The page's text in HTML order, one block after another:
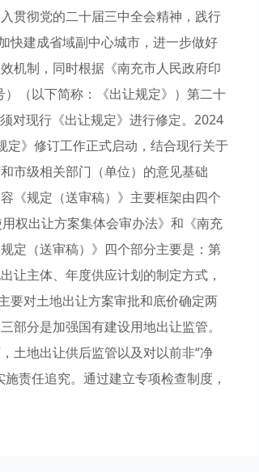
贯彻党的二十届三中全会精神，践行
快建成省域副中心城市，进一步做好
机制，同时根据《南充市人民政府印
（以下简称：《出让规定》）第二十
对现行《出让规定》进行修定。2024
》修订工作正式启动，结合现行关于
市级相关部门（单位）的意见基础
《规定（送审稿）》主要框架由四个
权出让方案集体会审办法》和《南充
定（送审稿）》四个部分主要是：第
让主体、年度供应计划的制定方式，
要对土地出让方案审批和底价确定两
分是加强国有建设用地出让监管。
土地出让供后监管以及对以前非“净
责任追究。通过建立专项检查制度，